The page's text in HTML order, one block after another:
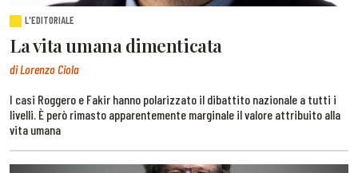
L'EDITORIALE
La vita umana dimenticata
di Lorenzo Ciola
I casi Roggero e Fakir hanno polarizzato il dibattito nazionale a tutti i
livelli. È però rimasto apparentemente marginale il valore attribuito alla
vita umana